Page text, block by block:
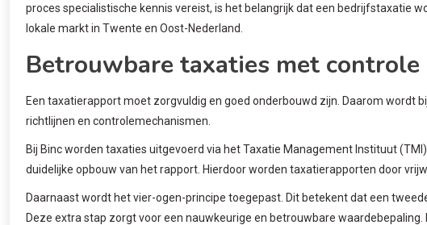
proces specialistische kennis vereist, is het belangrijk dat een bedrijfstaxatie
lokale markt in Twente en Oost-Nederland.
Betrouwbare taxaties met
Een taxatierapport moet zorgvuldig en goed onderbouwd zijn. Daarom wordt
richtlijnen en controlemechanismen.
Bij Binc worden taxaties uitgevoerd via het Taxatie Management Instituut
duidelijke opbouw van het rapport. Hierdoor worden taxatierapporten door
Daarnaast wordt het vier-ogen-principe toegepast. Dit betekent dat een
Deze extra stap zorgt voor een nauwkeurige en betrouwbare